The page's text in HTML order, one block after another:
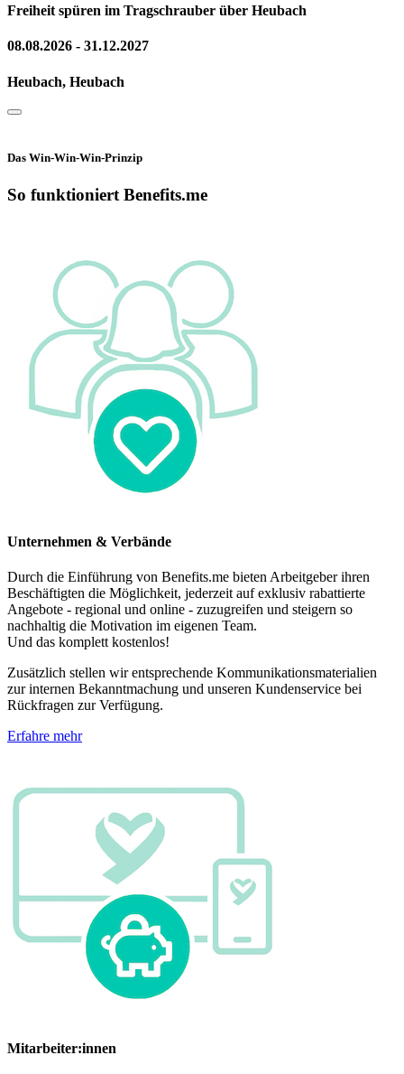
Freiheit spüren im Tragschrauber über Heubach
08.08.2026 - 31.12.2027
Heubach, Heubach
Das Win-Win-Win-Prinzip
So funktioniert Benefits.me
Unternehmen & Verbände
Durch die Einführung von Benefits.me bieten Arbeitgeber ihren
Beschäftigten die Möglichkeit, jederzeit auf exklusiv rabattierte
Angebote - regional und online - zuzugreifen und steigern so
nachhaltig die Motivation im eigenen Team.
Und das komplett kostenlos!
Zusätzlich stellen wir entsprechende Kommunikationsmaterialien
zur internen Bekanntmachung und unseren Kundenservice bei
Rückfragen zur Verfügung.
Erfahre mehr
Mitarbeiter:innen